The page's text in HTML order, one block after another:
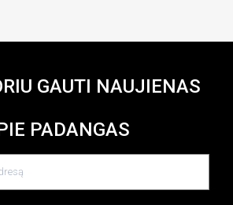
GAUTI NAUJIENAS
PADANGAS